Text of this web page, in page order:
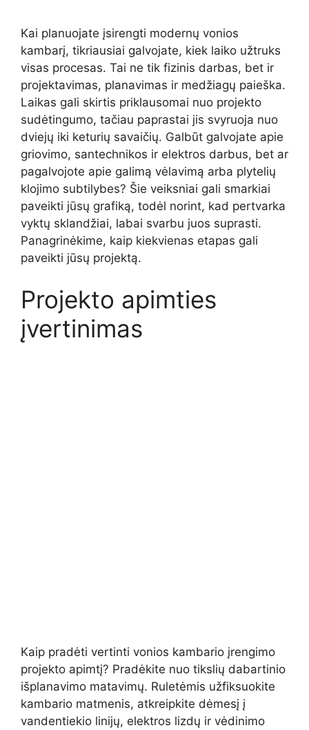
Kai planuojate įsirengti modernų vonios
kambarį, tikriausiai galvojate, kiek laiko užtruks
visas procesas. Tai ne tik fizinis darbas, bet ir
projektavimas, planavimas ir medžiagų paieška.
Laikas gali skirtis priklausomai nuo projekto
sudėtingumo, tačiau paprastai jis svyruoja nuo
dviejų iki keturių savaičių. Galbūt galvojate apie
griovimo, santechnikos ir elektros darbus, bet ar
pagalvojote apie galimą vėlavimą arba plytelių
klojimo subtilybes? Šie veiksniai gali smarkiai
paveikti jūsų grafiką, todėl norint, kad pertvarka
vyktų sklandžiai, labai svarbu juos suprasti.
Panagrinėkime, kaip kiekvienas etapas gali
paveikti jūsų projektą.
Projekto apimties
įvertinimas
Kaip pradėti vertinti vonios kambario įrengimo
projekto apimtį? Pradėkite nuo tikslių dabartinio
išplanavimo matavimų. Ruletėmis užfiksuokite
kambario matmenis, atkreipkite dėmesį į
vandentiekio linijų, elektros lizdų ir vėdinimo